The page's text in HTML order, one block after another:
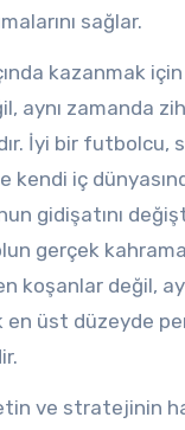
sağlar.
kazanmak
aynı zamanda
İyi bir futbolcu,
kendi iç
gidişatını
gerçek
koşanlar değil,
en üst düzeyde
ve stratejinin